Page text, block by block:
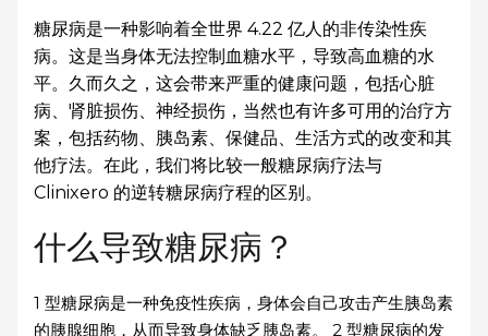
糖尿病是一种影响着全世界 4.22 亿人的非传染性疾
病。这是当身体无法控制血糖水平，导致高血糖的水
平。久而久之，这会带来严重的健康问题，包括心脏
病、肾脏损伤、神经损伤，当然也有许多可用的治疗方
案，包括药物、胰岛素、保健品、生活方式的改变和其
他疗法。在此，我们将比较一般糖尿病疗法与
Clinixero 的逆转糖尿病疗程的区别。
什么导致糖尿病？
1 型糖尿病是一种免疫性疾病，身体会自己攻击产生胰岛素
的胰腺细胞，从而导致身体缺乏胰岛素。 2 型糖尿病的发